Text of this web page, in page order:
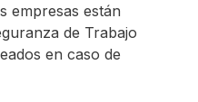
empresas están
de Trabajo
en caso de